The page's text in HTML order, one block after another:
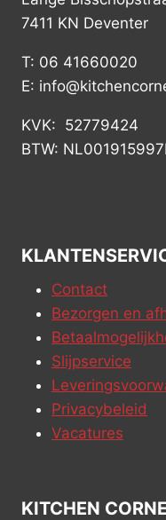
7411 KN Deventer
T: 06 41660020
E:
KVK: 52779424
BTW:
Contact
Bezorgen en
Slijpservice
Privacybeleid
Vacatures
KITCHEN